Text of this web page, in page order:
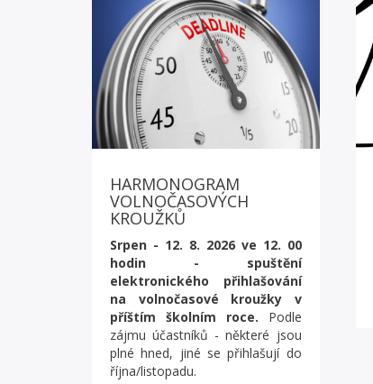
HARMONOGRAM
VOLNOČASOVÝCH
KROUŽKŮ
Srpen - 12. 8. 2026 ve 12. 00
hodin - spuštění
elektronického přihlašování
na volnočasové kroužky v
příštím školním roce. Podle
zájmu účastníků - některé jsou
plné hned, jiné se přihlašují do
října/listopadu.